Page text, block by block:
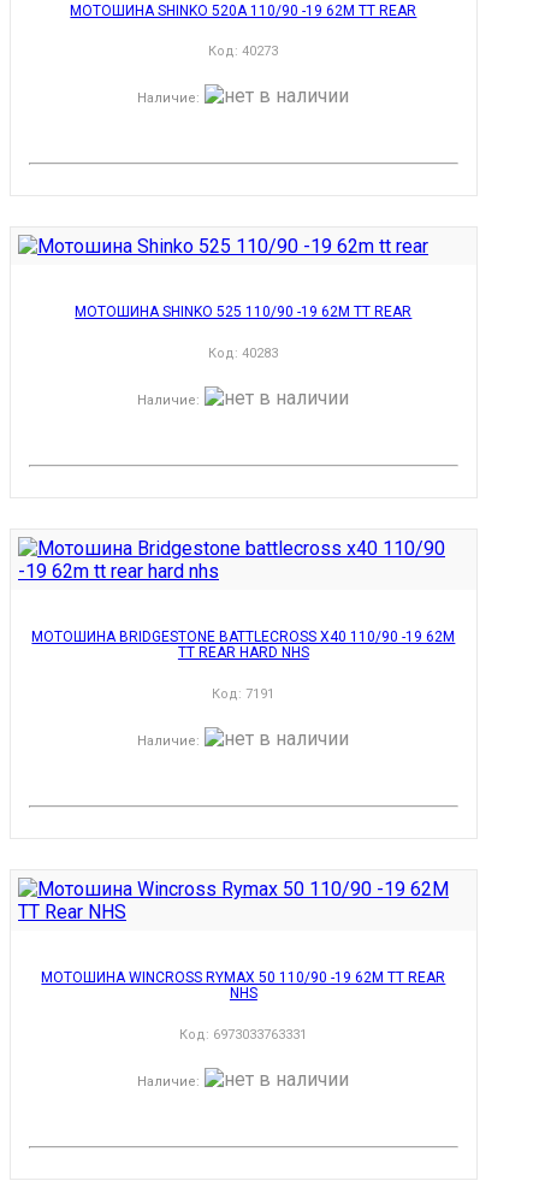
МОТОШИНА SHINKO 520A 110/90 -19 62M TT REAR
Код:40273
Наличие:
МОТОШИНА SHINKO 525 110/90 -19 62M TT REAR
Код:40283
Наличие:
МОТОШИНА BRIDGESTONE BATTLECROSS X40 110/90 -19 62M
TT REAR HARD NHS
Код:7191
Наличие:
МОТОШИНА WINCROSS RYMAX 50 110/90 -19 62M TT REAR
NHS
Код: 6973033763331
Наличие: